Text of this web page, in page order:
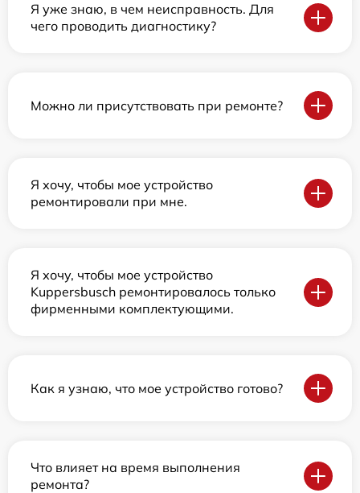
Я уже знаю, в чем неисправность. Для
чего проводить диагностику?
Можно ли присутствовать при ремонте?
Я хочу, чтобы мое устройство
ремонтировали при мне.
Я хочу, чтобы мое устройство
Kuppersbusch ремонтировалось только
фирменными комплектующими.
Как я узнаю, что мое устройство готово?
Что влияет на время выполнения
ремонта?